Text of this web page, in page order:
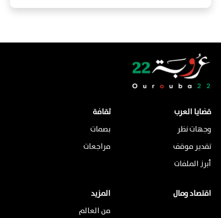
قضايا العرب
وجهات نظر
تقدير موقف
أبرز الملفات
ثقافة
بصمات
مراجعات
اقتصاد ومال
المزيد
من العالم